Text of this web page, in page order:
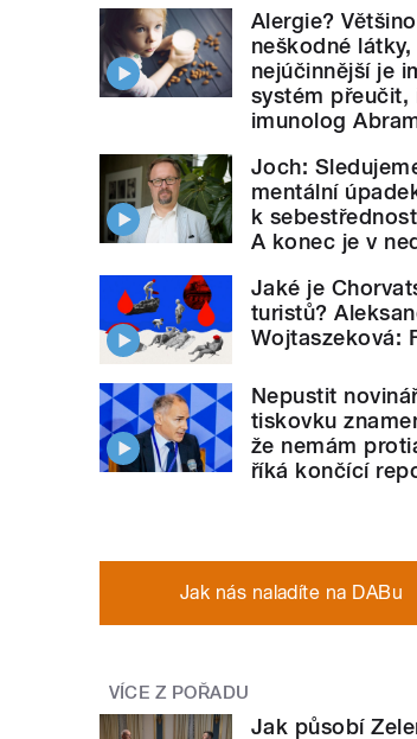
Alergie?
neškodné látky,
nejúčinnější je
systém přeučit,
imunolog
Joch:
mentální
k
A konec je v
Jaké je
turistů?
Wojtaszeková:
Nepustit
tiskovku
že nemám
říká končící
Jak nás naladíte na DABu
VÍCE Z POŘADU
Jak působí